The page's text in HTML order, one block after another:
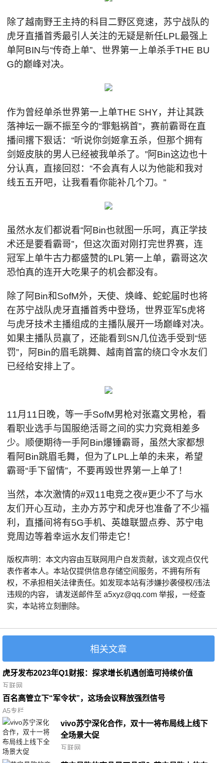
除了越南野王主持的科目二野区竞速，苏宁战队的
虎牙直播首秀最引人关注的无疑是新任LPL最强上
单阿BIN与“传奇上单”、世界第一上单杀手THE BU
G的巅峰对决。
作为曾经单杀世界第一上单THE SHY，并让其跌
落神坛一蹶不振至今的“罪魁祸首”，赛前霸哥在直
播间撂下狠话：“听说你剑姬拿五杀，但那个拥有
剑姬皮肤的男人已经被我单杀了。”阿Bin这边也十
分认真，直接回怼：“不会真有人以为他能和我对
线五五开吧，让我看看你能补几个刀。”
虽然水友们都说看“阿Bin也就图一乐呵，真正学技
术还是要看霸哥”，但这次面对刚打完世界赛，连
冠军上单牛古力都盛赞的LPL第一上单，霸哥这次
恐怕真的连开大吃果子的机会都没有。
除了阿Bin和SofM外，天使、焕峰、蛇蛇届时也将
在苏宁战队虎牙直播首秀中登场，世界亚军5虎将
与虎牙技术主播组成的主播队展开一场巅峰对决。
如果主播队员赢了，还能看到SN几位选手受到“惩
罚”，阿Bin的眉毛跳舞、越南首富的绕口令水友们
已经给安排上了。
11月11日晚，等一手SofM男枪对张嘉文男枪，看
看职业选手与国服绝活哥之间的实力究竟相差多
少。顺便期待一手阿Bin爆锤霸哥，虽然大家都想
看阿Bin跳眉毛舞，但为了LPL上单的未来，希望
霸哥“手下留情”，不要再毁世界第一上单了！
当然，本次激情的#双11电竞之夜#更少不了与水
友们开心互动，主办方苏宁和虎牙也准备了不少福
利，直播间将有5G手机、英雄联盟点券、苏宁电
竞周边等着幸运水友们带走它！
版权声明：本文内容由互联网用户自发贡献，该文观点仅代
表作者本人。本站仅提供信息存储空间服务，不拥有所有
权，不承担相关法律责任。如发现本站有涉嫌抄袭侵权/违法
违规的内容， 请发送邮件至 a5xyz@qq.com 举报，一经查
实，本站将立刻删除。
相关文章
虎牙发布2023年Q1财报：探求增长机遇创造可持续价值
互联网
百名高管立下“军令状”，这场会议释放强烈信号
A5专栏
vivo苏宁深化合作，双十一将布局线上线下
全场景大促
互联网